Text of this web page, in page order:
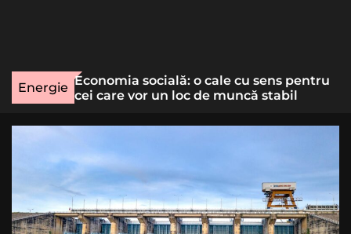
Energie
rară
Economia socială: o cale cu sens pentru
cei care vor un loc de muncă stabil